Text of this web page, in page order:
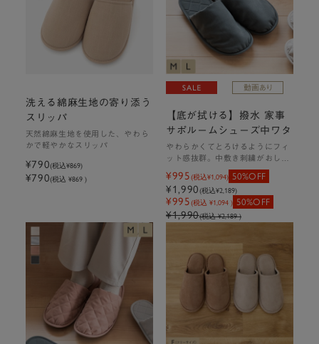
洗える綿麻生地の寄り添う
スリッパ
天然綿麻生地を使用した、やわら
かで軽やかなスリッパ
¥790(税込¥869)
¥790(税込 ¥869 )
【底が拭ける】撥水 家事
サポルームシューズ中ワタ
やわらかくてとろけるようにフィ
ット感抜群。中敷き刺繍がおしゃ
¥995(税込¥1,094) 50%OFF
¥1,990(税込¥2,189)
¥995(税込 ¥1,094 ) 50%OFF
¥1,990(税込 ¥2,189 )